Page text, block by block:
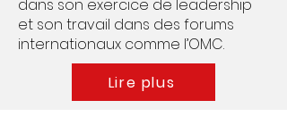
dans son exercice de leadership
et son travail dans des forums
internationaux comme l’OMC.​
Lire plus